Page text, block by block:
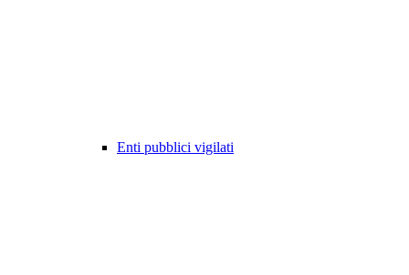
Enti pubblici vigilati